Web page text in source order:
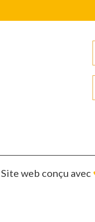
Site web conçu avec